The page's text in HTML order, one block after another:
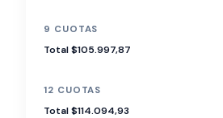
9 CUOTAS
Total $105.997,87
12 CUOTAS
Total $114.094,93